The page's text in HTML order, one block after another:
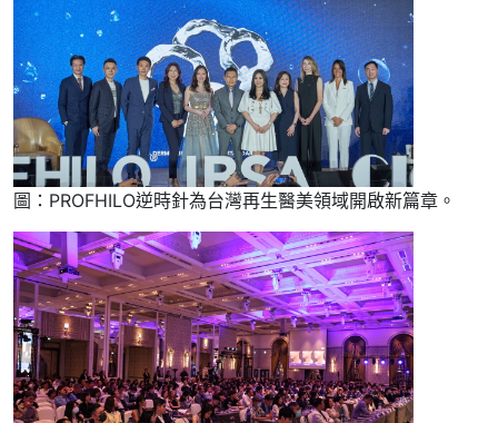
圖：PROFHILO逆時針為台灣再生醫美領域開啟新篇章。